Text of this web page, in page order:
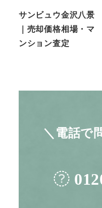
サンビュウ金沢八景
｜売却価格相場・マ
ンション査定
＼電話で